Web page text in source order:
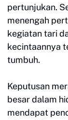
pertunjukan.
menengah
kegiatan tari
kecintaannya
tumbuh.
Keputusan
besar dalam
mendapat